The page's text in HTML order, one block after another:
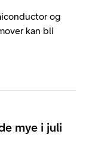
og
kan bli
mye i juli